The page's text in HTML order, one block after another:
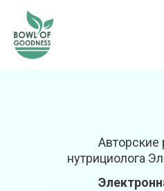
Авторские
нутрициолога